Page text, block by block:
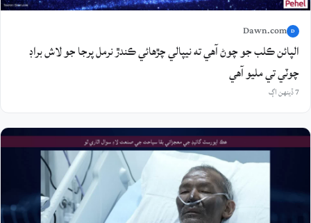
D
Dawn.com
الپائن ڪلب جو چوڻ آهي ته نيپالي چڙهائي ڪندڙ نرمل پرجا جو لاش براڊ
چوٽي تي مليو آهي
7 ڏينهن اڳ